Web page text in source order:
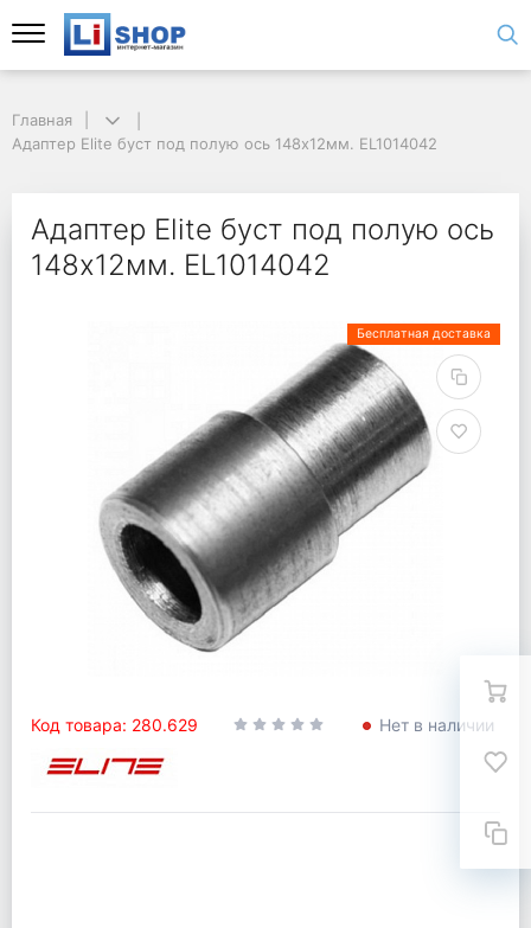
Главная
Адаптер Elite буст под полую ось 148x12мм. EL1014042
Адаптер Elite буст под полую ось
148x12мм. EL1014042
Бесплатная доставка
Код товара: 280.629 Нет в наличии